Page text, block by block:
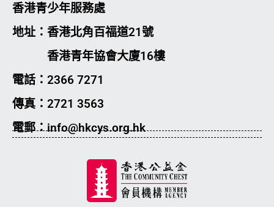
香港青少年服務處
地址：香港北角百福道21號
香港青年協會大廈16樓
電話：2366 7271
傳真：2721 3563
電郵：info@hkcys.org.hk